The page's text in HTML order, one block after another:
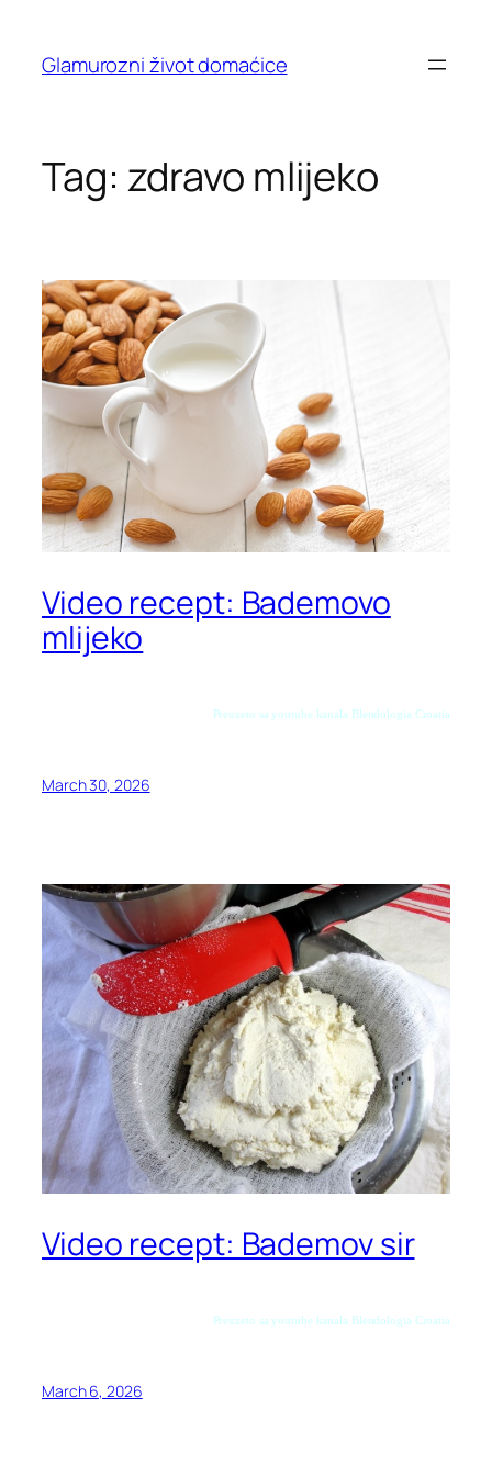
content
Glamurozni život domaćice
Tag: zdravo mlijeko
Video recept: Bademovo
mlijeko
Preuzeto sa youtube kanala Blendologia Croatia
March 30, 2026
Video recept: Bademov sir
Preuzeto sa youtube kanala Blendologia Croatia
March 6, 2026